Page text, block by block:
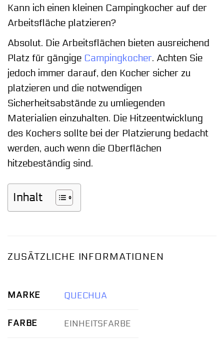
Kann ich einen kleinen Campingkocher auf der
Arbeitsfläche platzieren?
Absolut. Die Arbeitsflächen bieten ausreichend
Platz für gängige Campingkocher. Achten Sie
jedoch immer darauf, den Kocher sicher zu
platzieren und die notwendigen
Sicherheitsabstände zu umliegenden
Materialien einzuhalten. Die Hitzeentwicklung
des Kochers sollte bei der Platzierung bedacht
werden, auch wenn die Oberflächen
hitzebeständig sind.
Inhalt
ZUSÄTZLICHE INFORMATIONEN
MARKE QUECHUA
FARBE EINHEITSFARBE